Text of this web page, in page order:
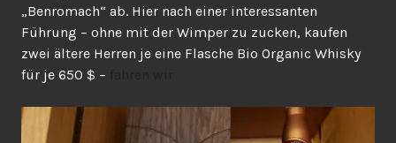
„Benromach“ ab. Hier nach einer interessanten
Führung – ohne mit der Wimper zu zucken, kaufen
zwei ältere Herren je eine Flasche Bio Organic Whisky
für je 650 $ –